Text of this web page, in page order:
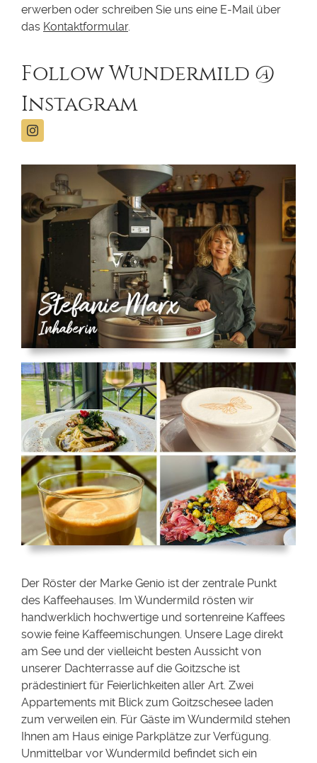
erwerben oder schreiben Sie uns eine E-Mail über
das Kontaktformular.
Follow Wundermild @
Instagram
Der Röster der Marke Genio ist der zentrale Punkt
des Kaffeehauses. Im Wundermild rösten wir
handwerklich hochwertige und sortenreine Kaffees
sowie feine Kaffeemischungen. Unsere Lage direkt
am See und der vielleicht besten Aussicht von
unserer Dachterrasse auf die Goitzsche ist
prädestiniert für Feierlichkeiten aller Art. Zwei
Appartements mit Blick zum Goitzschesee laden
zum verweilen ein. Für Gäste im Wundermild stehen
Ihnen am Haus einige Parkplätze zur Verfügung.
Unmittelbar vor Wundermild befindet sich ein